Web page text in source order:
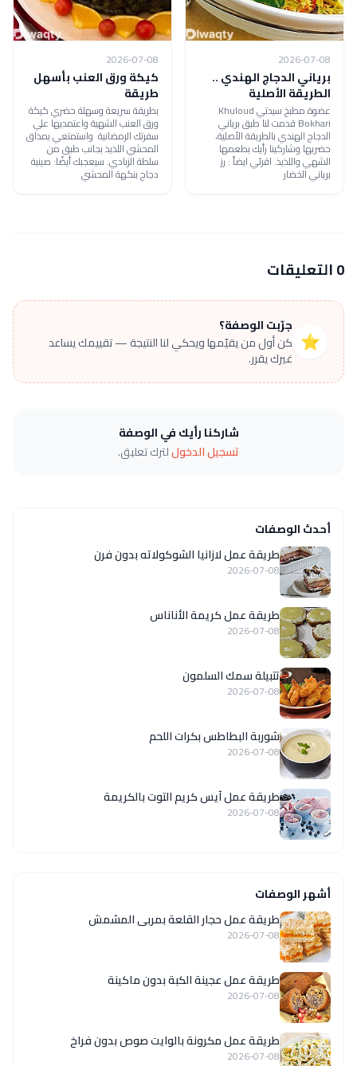
2026-07-08
برياني الدجاج الهندي ..
الطريقة الأصلية
عضوة مطبخ سيدتي Khuloud
Bokhari قدمت لنا طبق برياني
الدجاج الهندي بالطريقة الأصلية،
حضريها وشاركينا رأيك بطعمها
الشهي واللذيذ. اقرئي ايضاً : رز
برياني الخضار
2026-07-08
كيكة ورق العنب بأسهل
طريقة
بطريقة سريعة وسهلة حضري كيكة
ورق العنب الشهية واعتمديها علي
سفرتك الرمضانية واستمتعي بمذاق
المحشي اللذيذ بجانب طبق من
سلطة الزبادي. سيعجبك أيضًا: صينية
دجاج بنكهة المحشي
0 التعليقات
⭐
جرّبت الوصفة؟
كن أول من يقيّمها ويحكي لنا النتيجة — تقييمك يساعد
غيرك يقرر.
شاركنا رأيك في الوصفة
تسجيل الدخوللترك تعليق.
أحدث الوصفات
طريقة عمل لازانيا الشوكولاته بدون فرن
2026-07-08
طريقة عمل كريمة الأناناس
2026-07-08
تتبيلة سمك السلمون
2026-07-08
شوربة البطاطس بكرات اللحم
2026-07-08
طريقة عمل آيس كريم التوت بالكريمة
2026-07-08
أشهر الوصفات
طريقة عمل حجار القلعة بمربى المشمش
2026-07-08
طريقة عمل عجينة الكبة بدون ماكينة
2026-07-08
طريقة عمل مكرونة بالوايت صوص بدون فراخ
2026-07-08